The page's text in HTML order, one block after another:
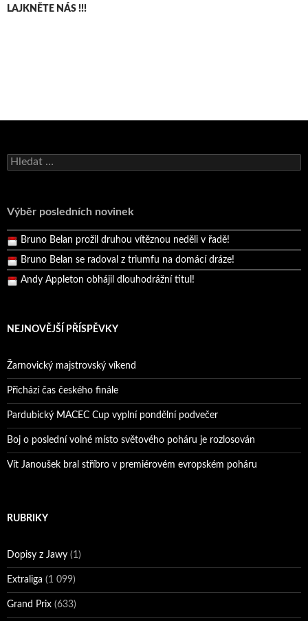
LAJKNĚTE NÁS !!!
Vyhledávání
Výběr posledních novinek
Bruno Belan se radoval z triumfu na domácí dráze!
Pražský přebor neskrblil překvapeními!
Bruno Belan prožil druhou vítěznou neděli v řadě!
Bruno Belan se radoval z triumfu na domácí dráze!
Andy Appleton obhájil dlouhodrážní titul!
NEJNOVĚJŠÍ PŘÍSPĚVKY
Žarnovický majstrovský víkend
Přichází čas českého finále
Pardubický MACEC Cup vyplní pondělní podvečer
Boj o poslední volné místo světového poháru je rozlosován
Vít Janoušek bral stříbro v premiérovém evropském poháru
RUBRIKY
Dopisy z Jawy (1)
Extraliga (1 099)
Grand Prix (633)